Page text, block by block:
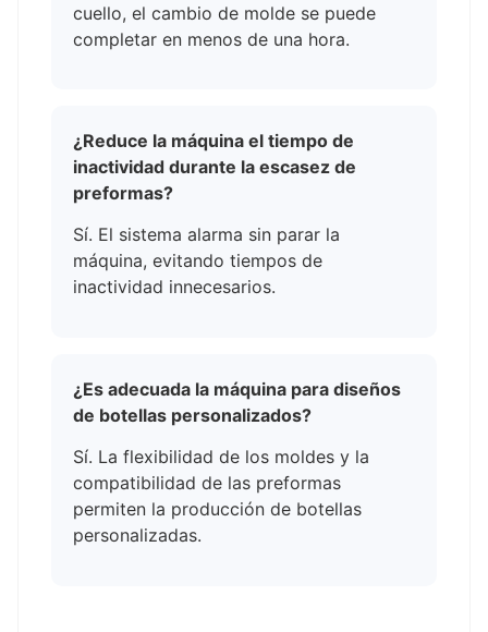
cuello, el cambio de molde se puede
completar en menos de una hora.
¿Reduce la máquina el tiempo de
inactividad durante la escasez de
preformas?
Sí. El sistema alarma sin parar la
máquina, evitando tiempos de
inactividad innecesarios.
¿Es adecuada la máquina para diseños
de botellas personalizados?
Sí. La flexibilidad de los moldes y la
compatibilidad de las preformas
permiten la producción de botellas
personalizadas.